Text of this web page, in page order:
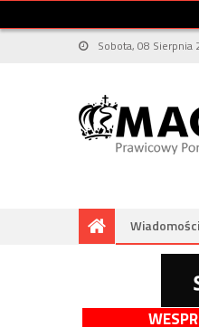
Sobota, 08 Sierpnia
Wiadomości